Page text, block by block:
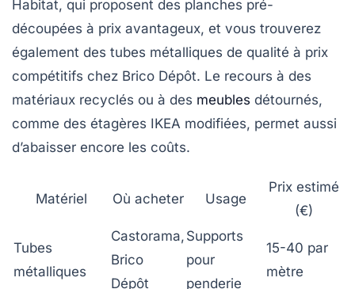
Habitat, qui proposent des planches pré-
découpées à prix avantageux, et vous trouverez
également des tubes métalliques de qualité à prix
compétitifs chez Brico Dépôt. Le recours à des
matériaux recyclés ou à des meubles détournés,
comme des étagères IKEA modifiées, permet aussi
d’abaisser encore les coûts.
Matériel Où acheter Usage
Prix estimé
(€)
Tubes
métalliques
Castorama,
Brico
Dépôt
Supports
pour
penderie
15-40 par
mètre